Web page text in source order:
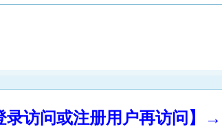
录访问或注册用户再访问】→